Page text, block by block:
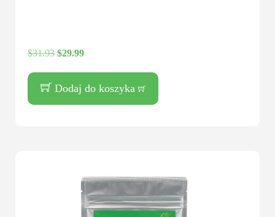
$31.93 $29.99
Dodaj do koszyka